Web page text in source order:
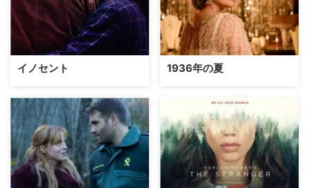
イノセント 1936年の夏